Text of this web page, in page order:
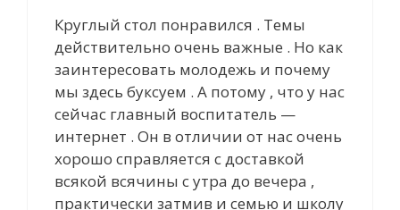
Круглый стол понравился . Темы
действительно очень важные . Но как
заинтересовать молодежь и почему
мы здесь буксуем . А потому , что у нас
сейчас главный воспитатель —
интернет . Он в отличии от нас очень
хорошо справляется с доставкой
всякой всячины с утра до вечера ,
практически затмив и семью и школу